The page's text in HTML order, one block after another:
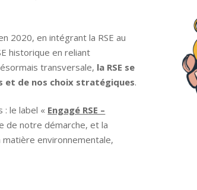
2020, en intégrant la RSE au
historique en reliant
transversale, la RSE se
et de nos choix stratégiques.
le label « Engagé RSE –
de notre démarche, et la
environnementale,